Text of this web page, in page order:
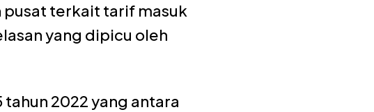
terkait tarif masuk
yang dipicu oleh
2022 yang antara